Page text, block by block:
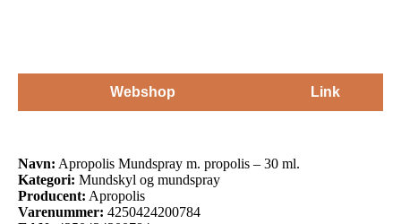
Webshop Link
Navn: Apropolis Mundspray m. propolis – 30 ml.
Kategori: Mundskyl og mundspray
Producent: Apropolis
Varenummer: 4250424200784